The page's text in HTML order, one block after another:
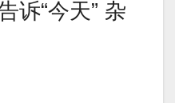
诉“今天” 杂